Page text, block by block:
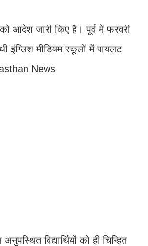
आदेश जारी किए हैं। पूर्व में फरवरी
इंग्लिश मीडियम स्कूलों में पायलट
News
विद्यार्थियों को ही चिन्हित